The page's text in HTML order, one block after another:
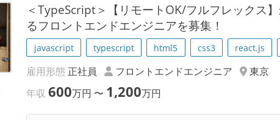
＜TypeScript＞【リモートOK/フルフレックス
るフロントエンドエンジニアを募集！
javascript typescript html5 css3 react.js
雇用形態 正社員 フロントエンドエンジニア
東京
年収600万円 〜 1,200万円